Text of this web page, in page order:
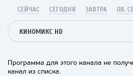
СЕЙЧАС СЕГОДНЯ ЗАВТРА 08,
КИНОМИКС HD
Программа для этого канала не
канал из списка.